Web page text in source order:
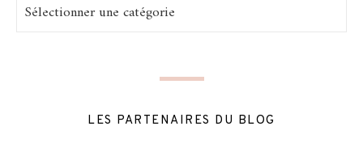
Catégories
LES PARTENAIRES DU BLOG